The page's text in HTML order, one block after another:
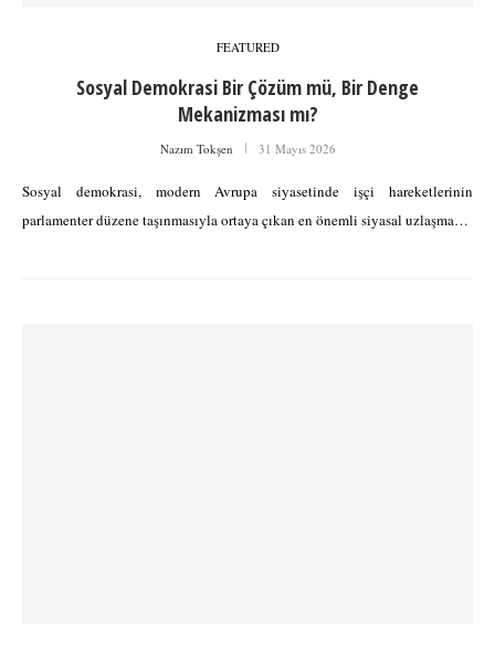
FEATURED
Sosyal Demokrasi Bir Çözüm mü, Bir Denge
Mekanizması mı?
Nazım Tokşen 31 Mayıs 2026
Sosyal demokrasi, modern Avrupa siyasetinde işçi hareketlerinin
parlamenter düzene taşınmasıyla ortaya çıkan en önemli siyasal uzlaşma…